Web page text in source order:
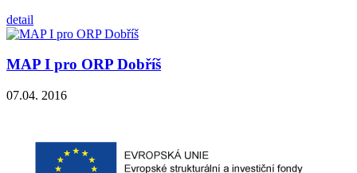
detail
MAP I pro ORP Dobříš
07.04. 2016